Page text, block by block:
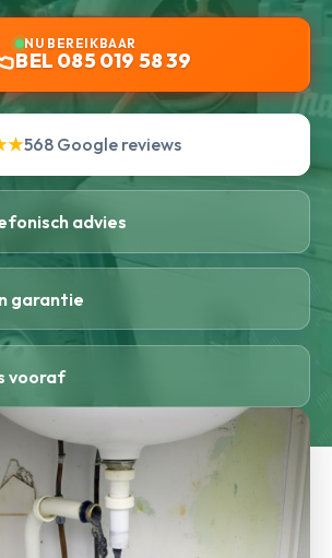
NU BEREIKBAAR
BEL 085 019 58 39
568 Google reviews
advies
garantie
vooraf